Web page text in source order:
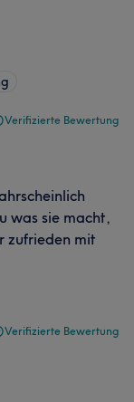
Verifizierte Bewertung
was sie macht,
zufrieden mit
Verifizierte Bewertung